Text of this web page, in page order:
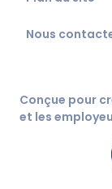
Nous
Conçue pour
et les